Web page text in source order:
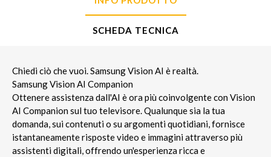
SCHEDA TECNICA
Chiedi ciò che vuoi. Samsung Vision AI è realtà.
Samsung Vision AI Companion
Ottenere assistenza dall'AI è ora più coinvolgente con Vision
AI Companion sul tuo televisore. Qualunque sia la tua
domanda, sui contenuti o su argomenti quotidiani, fornisce
istantaneamente risposte video e immagini attraverso più
assistenti digitali, offrendo un'esperienza ricca e